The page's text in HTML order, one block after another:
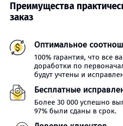
Преимущества
заказ
Оптимальное
100% гарантия, что все
доработки по
будут учтены и
Бесплатные
Более 30 000 успешно
97% были сданы в срок.